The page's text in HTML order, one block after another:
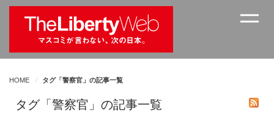
HOME タグ「警察官」の記事一覧
タグ「警察官」の記事一覧